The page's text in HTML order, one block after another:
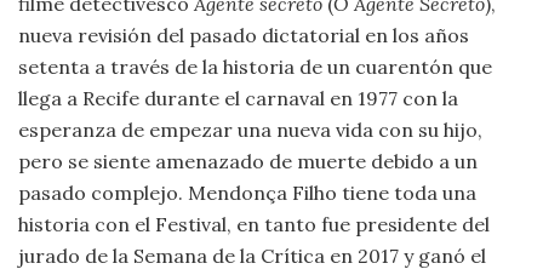
nueva revisión del pasado dictatorial en los años
setenta a través de la historia de un cuarentón que
llega a Recife durante el carnaval en 1977 con la
esperanza de empezar una nueva vida con su hijo,
pero se siente amenazado de muerte debido a un
pasado complejo. Mendonça Filho tiene toda una
historia con el Festival, en tanto fue presidente del
jurado de la Semana de la Crítica en 2017 y ganó el